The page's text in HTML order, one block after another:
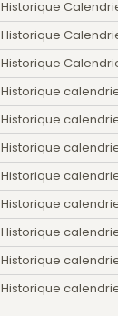
Historique
Historique
Historique
Historique
Historique
Historique
Historique
Historique
Historique
Historique
Historique